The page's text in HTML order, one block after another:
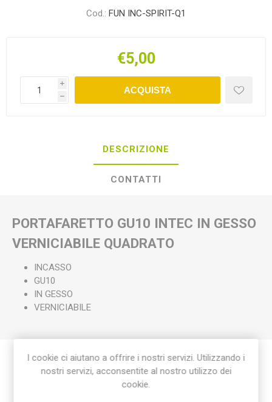
Cod.: FUN INC-SPIRIT-Q1
€5,00
i
h
ACQUISTA
DESCRIZIONE
CONTATTI
PORTAFARETTO GU10 INTEC IN GESSO
VERNICIABILE QUADRATO
INCASSO
GU10
IN GESSO
VERNICIABILE
Etichetta del prodotto
I cookie ci aiutano a offrire i nostri servizi. Utilizzando i
nostri servizi, acconsentite al nostro utilizzo dei
cookie.